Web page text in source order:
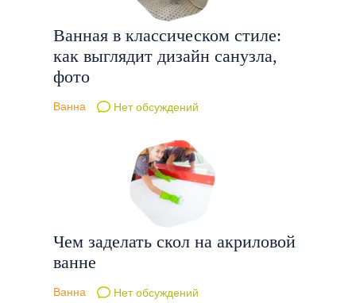
Ванная в классическом стиле:
как выглядит дизайн санузла,
фото
Ванна Нет обсуждений
Чем заделать скол на акриловой
ванне
Ванна Нет обсуждений